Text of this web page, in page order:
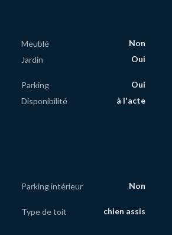
Meublé
Non
Jardin Oui
Parking
Oui
Disponibilité à l'acte
Parking intérieur Non
Type de toit chien assis